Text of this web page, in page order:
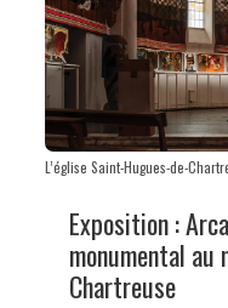
L’église Saint-Hugues-de-
Exposition :
monumental au
Chartreuse